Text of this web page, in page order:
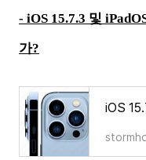
- iOS 15.7.3 및
가?